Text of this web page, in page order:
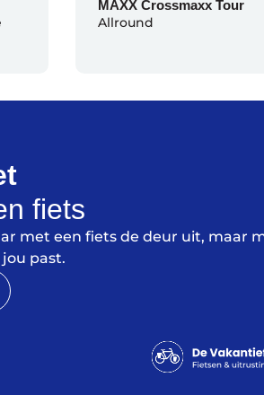
MAXX Crossmaxx Tour
Allround
fiets
met een fiets de deur uit, maar
past.